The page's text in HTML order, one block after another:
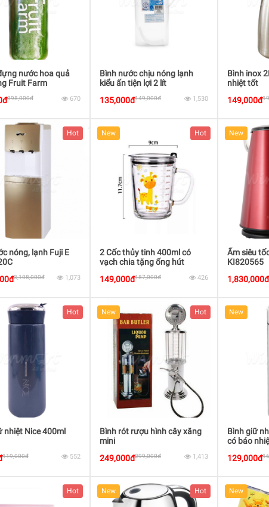
nước hoa quả
Fruit Farm
398,000đ 670
Bình nước chịu nóng lạnh
kiểu ấn tiện lợi 2 lít
135,000đ149,000đ 1,530
Bình inox
nhiệt tốt
149,000đ
Hot
nóng, lạnh Fuji E
3,108,000đ 1,073
New Hot
2 Cốc thủy tinh 400ml có
vạch chia tặng ống hút
149,000đ187,000đ 426
New
Ấm siêu
KI820565
1,830,000đ
Hot
nhiệt Nice 400ml
119,000đ 552
New Hot
Bình rót rượu hình cây xăng
mini
249,000đ299,000đ 1,413
New
Bình giữ
có báo
129,000đ
Hot New Hot New